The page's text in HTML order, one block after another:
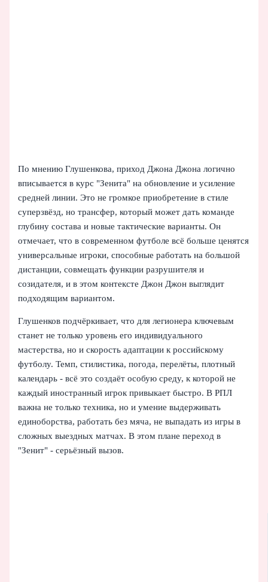
По мнению Глушенкова, приход Джона Джона логично
вписывается в курс "Зенита" на обновление и усиление
средней линии. Это не громкое приобретение в стиле
суперзвёзд, но трансфер, который может дать команде
глубину состава и новые тактические варианты. Он
отмечает, что в современном футболе всё больше ценятся
универсальные игроки, способные работать на большой
дистанции, совмещать функции разрушителя и
созидателя, и в этом контексте Джон Джон выглядит
подходящим вариантом.
Глушенков подчёркивает, что для легионера ключевым
станет не только уровень его индивидуального
мастерства, но и скорость адаптации к российскому
футболу. Темп, стилистика, погода, перелёты, плотный
календарь - всё это создаёт особую среду, к которой не
каждый иностранный игрок привыкает быстро. В РПЛ
важна не только техника, но и умение выдерживать
единоборства, работать без мяча, не выпадать из игры в
сложных выездных матчах. В этом плане переход в
"Зенит" - серьёзный вызов.